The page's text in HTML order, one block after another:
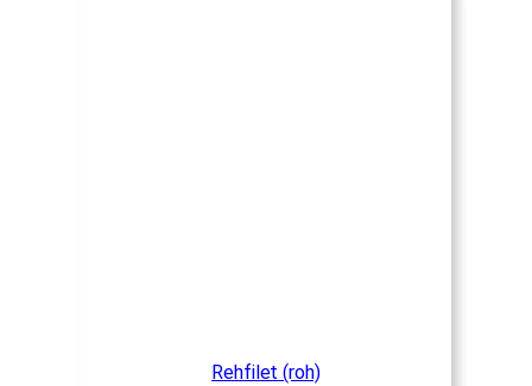
Rehfilet (roh)